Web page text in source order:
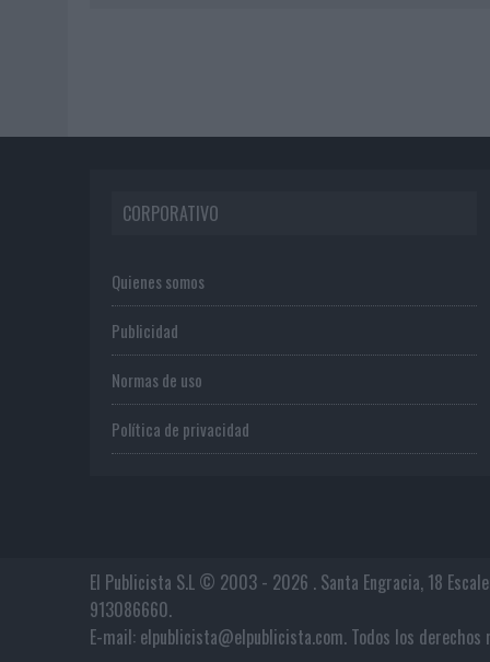
CORPORATIVO
Quienes somos
Publicidad
Normas de uso
Política de privacidad
El Publicista S.L © 2003 - 2026 . Santa Engracia, 18
913086660.
E-mail: elpublicista@elpublicista.com. Todos los